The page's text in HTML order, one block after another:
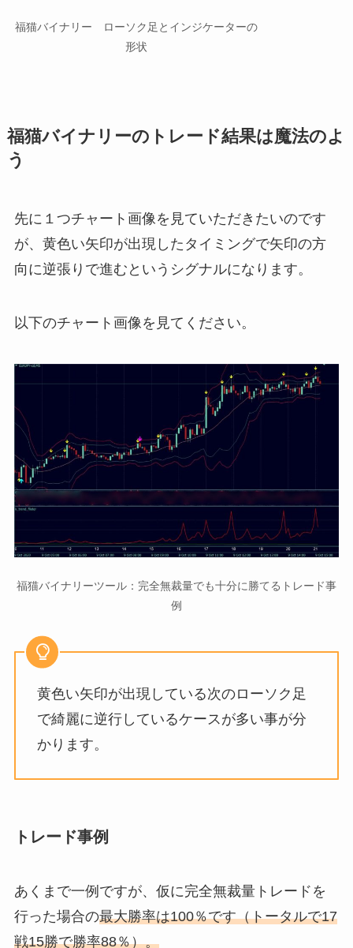
福猫バイナリー ローソク足とインジケーターの
形状
福猫バイナリーのトレード結果は魔法のよ
う
先に１つチャート画像を見ていただきたいのです
が、黄色い矢印が出現したタイミングで矢印の方
向に逆張りで進むというシグナルになります。
以下のチャート画像を見てください。
福猫バイナリーツール：完全無裁量でも十分に勝てるトレード事
例
黄色い矢印が出現している次のローソク足
で綺麗に逆行しているケースが多い事が分
かります。
トレード事例
あくまで一例ですが、仮に完全無裁量トレードを
行った場合の最大勝率は100％です（トータルで17
戦15勝で勝率88％）。